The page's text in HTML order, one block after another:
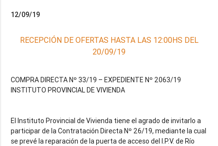
12/09/19
RECEPCIÓN DE OFERTAS HASTA LAS 12:00HS DEL
20/09/19
COMPRA DIRECTA Nº 33/19 – EXPEDIENTE Nº 2063/19
INSTITUTO PROVINCIAL DE VIVIENDA
El Instituto Provincial de Vivienda tiene el agrado de invitarlo a
participar de la Contratación Directa Nº 26/19, mediante la cual
se prevé la reparación de la puerta de acceso del I.P.V. de Río